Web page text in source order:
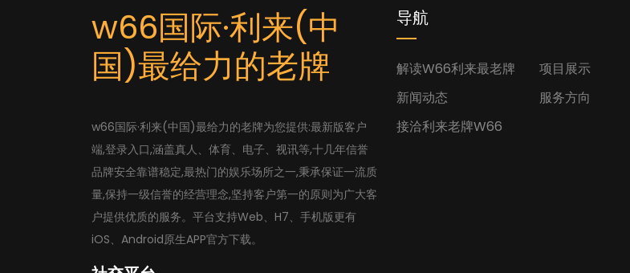
w66国际·利来(中
国)最给力的老牌
w66国际·利来(中国)最给力的老牌为您提供:最新版客户
端,登录入口,涵盖真人、体育、电子、视讯等,十几年信誉
品牌安全靠谱稳定,最热门的娱乐场所之一,秉承保证一流质
量,保持一级信誉的经营理念,坚持客户第一的原则为广大客
户提供优质的服务。平台支持Web、H7、手机版更有
iOS、Android原生APP官方下载。
导航
解读w66利来最老牌
项目展示
新闻动态
服务方向
接洽利来老牌W66